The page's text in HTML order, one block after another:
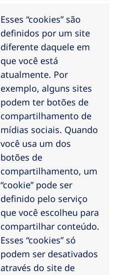
Esses “cookies” são
definidos por um site
diferente daquele em
que você está
atualmente. Por
exemplo, alguns sites
podem ter botões de
compartilhamento de
mídias sociais. Quando
você usa um dos
botões de
compartilhamento, um
“cookie” pode ser
definido pelo serviço
que você escolheu para
compartilhar conteúdo.
Esses “cookies” só
podem ser desativados
através do site de